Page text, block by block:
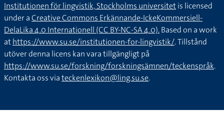
Institutionen för lingvistik, Stockholms universitetis licensed
under aCreative Commons Erkännande-IckeKommersiell-
DelaLika 4.0 Internationell (CC BY-NC-SA 4.0).Based on a work
athttps://www.su.se/institutionen-for-lingvistik/. Tillstånd
utöver denna licens kan vara tillgängligt på
https://www.su.se/forskning/forskningsämnen/teckenspråk.
Kontakta oss viateckenlexikon@ling.su.se.